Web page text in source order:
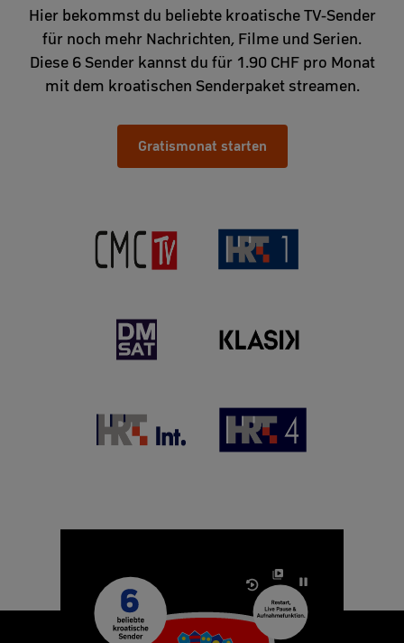
Hier bekommst du beliebte kroatische TV-Sender
für noch mehr Nachrichten, Filme und Serien.
Diese 6 Sender kannst du für 1.90 CHF pro Monat
mit dem kroatischen Senderpaket streamen.
Gratismonat starten